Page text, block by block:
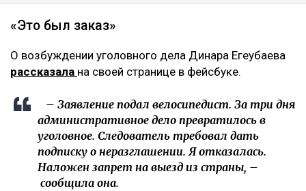
«Это был заказ»
О возбуждении уголовного дела Динара Егеубаева
рассказала на своей странице в фейсбуке.
– Заявление подал велосипедист. За три дня
административное дело превратилось в
уголовное. Следователь требовал дать
подписку о неразглашении. Я отказалась.
Наложен запрет на выезд из страны, –
сообщила она.